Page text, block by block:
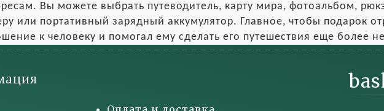
Вы можете выбрать путеводитель, карту мира, фотоальбом,
или портативный зарядный аккумулятор. Главное, чтобы подарок
к человеку и помогал ему сделать его путешествия еще более